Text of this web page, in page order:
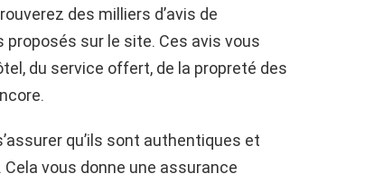
des milliers d’avis de
sur le site. Ces avis vous
du service offert, de la propreté des
qu’ils sont authentiques et
vous donne une assurance